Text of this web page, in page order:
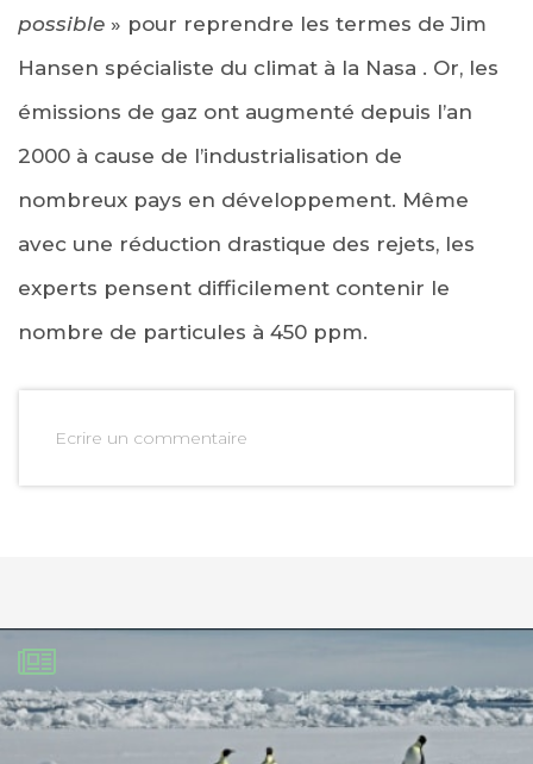
possible » pour reprendre les termes de Jim
Hansen spécialiste du climat à la Nasa . Or, les
émissions de gaz ont augmenté depuis l’an
2000 à cause de l’industrialisation de
nombreux pays en développement. Même
avec une réduction drastique des rejets, les
experts pensent difficilement contenir le
nombre de particules à 450 ppm.
Ecrire un commentaire